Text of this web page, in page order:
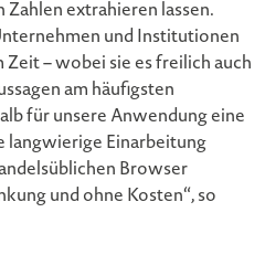
extrahieren lassen.
und Institutionen
Zeit – wobei sie es freilich auch
am häufigsten
für unsere Anwendung eine
langwierige Einarbeitung
Browser
und ohne Kosten“, so